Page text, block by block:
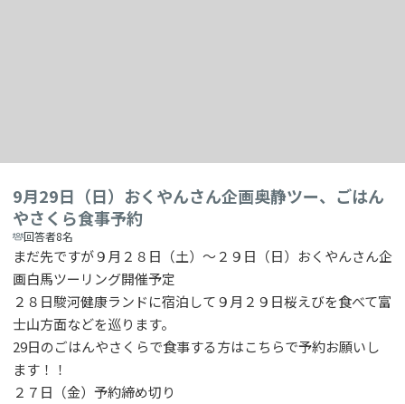
9月29日（日）おくやんさん企画奥静ツー、ごはん
やさくら食事予約
回答者8名
まだ先ですが９月２８日（土）～２９日（日）おくやんさん企
画白馬ツーリング開催予定
２８日駿河健康ランドに宿泊して９月２９日桜えびを食べて富
士山方面などを巡ります。
29日のごはんやさくらで食事する方はこちらで予約お願いし
ます！！
２７日（金）予約締め切り